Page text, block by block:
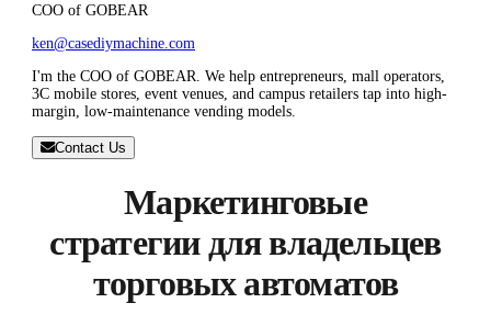
COO of GOBEAR
ken@casediymachine.com
I'm the COO of GOBEAR. We help entrepreneurs, mall operators,
3C mobile stores, event venues, and campus retailers tap into high-
margin, low-maintenance vending models.
Contact Us
Маркетинговые
стратегии для владельцев
торговых автоматов